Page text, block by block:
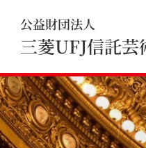
公益財団法人
三菱UFJ信託芸